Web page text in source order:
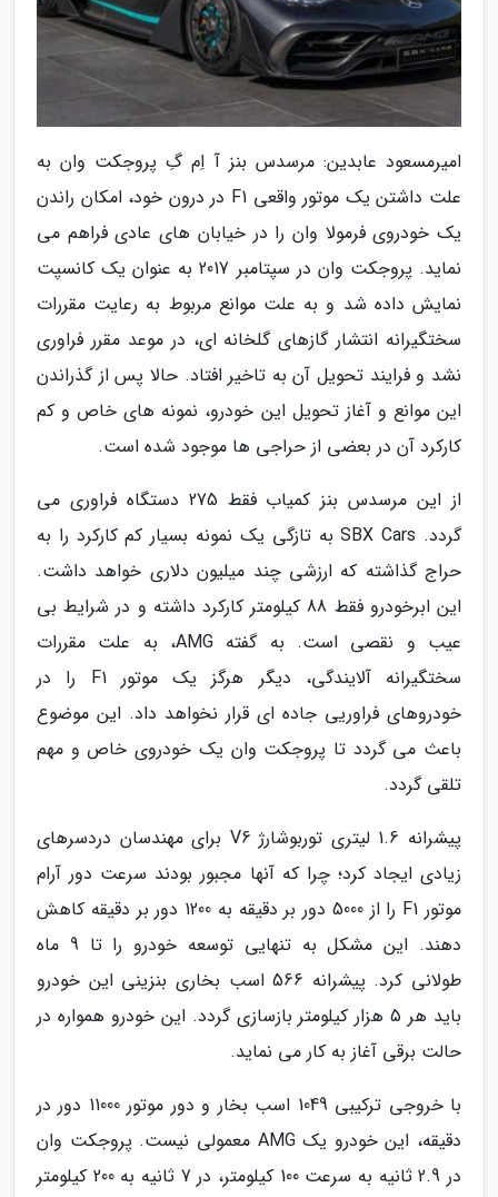
امیرمسعود عابدین: مرسدس بنز آ اِم گِ پروجکت وان به
علت داشتن یک موتور واقعی F1 در درون خود، امکان راندن
یک خودروی فرمولا وان را در خیابان های عادی فراهم می
نماید. پروجکت وان در سپتامبر 2017 به عنوان یک کانسپت
نمایش داده شد و به علت موانع مربوط به رعایت مقررات
سختگیرانه انتشار گازهای گلخانه ای، در موعد مقرر فراوری
نشد و فرایند تحویل آن به تاخیر افتاد. حالا پس از گذراندن
این موانع و آغاز تحویل این خودرو، نمونه های خاص و کم
کارکرد آن در بعضی از حراجی ها موجود شده است.
از این مرسدس بنز کمیاب فقط 275 دستگاه فراوری می
گردد. SBX Cars به تازگی یک نمونه بسیار کم کارکرد را به
حراج گذاشته که ارزشی چند میلیون دلاری خواهد داشت.
این ابرخودرو فقط 88 کیلومتر کارکرد داشته و در شرایط بی
عیب و نقصی است. به گفته AMG، به علت مقررات
سختگیرانه آلایندگی، دیگر هرگز یک موتور F1 را در
خودروهای فراوریی جاده ای قرار نخواهد داد. این موضوع
باعث می گردد تا پروجکت وان یک خودروی خاص و مهم
تلقی گردد.
پیشرانه 1.6 لیتری توربوشارژ V6 برای مهندسان دردسرهای
زیادی ایجاد کرد؛ چرا که آنها مجبور بودند سرعت دور آرام
موتور F1 را از 5000 دور بر دقیقه به 1200 دور بر دقیقه کاهش
دهند. این مشکل به تنهایی توسعه خودرو را تا 9 ماه
طولانی کرد. پیشرانه 566 اسب بخاری بنزینی این خودرو
باید هر 5 هزار کیلومتر بازسازی گردد. این خودرو همواره در
حالت برقی آغاز به کار می نماید.
با خروجی ترکیبی 1049 اسب بخار و دور موتور 11000 دور در
دقیقه، این خودرو یک AMG معمولی نیست. پروجکت وان
در 2.9 ثانیه به سرعت 100 کیلومتر، در 7 ثانیه به 200 کیلومتر